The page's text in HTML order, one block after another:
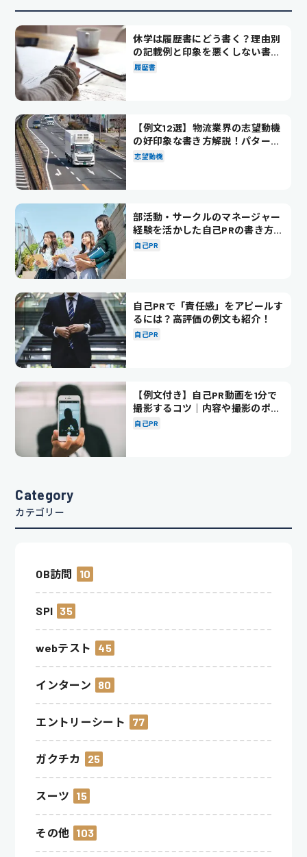
休学は履歴書にどう書く？理由別
の記載例と印象を悪くしない書き
方を解説
履歴書
【例文12選】物流業界の志望動機
の好印象な書き方解説！パターン
別の例文も紹介
志望動機
部活動・サークルのマネージャー
経験を活かした自己PRの書き方を
徹底解説！
自己PR
自己PRで「責任感」をアピールす
るには？高評価の例文も紹介！
自己PR
【例文付き】自己PR動画を1分で
撮影するコツ｜内容や撮影のポイ
ントも解説
自己PR
Category
カテゴリー
OB訪問 10
SPI 35
webテスト 45
インターン 80
エントリーシート 77
ガクチカ 25
スーツ 15
その他 103